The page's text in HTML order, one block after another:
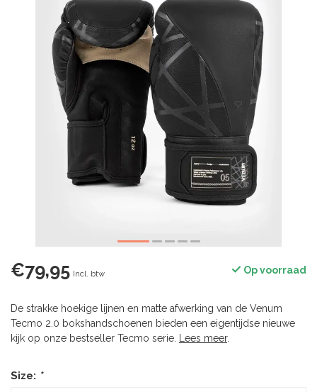
€79,95 Incl. btw Op voorraad
De strakke hoekige lijnen en matte afwerking van de Venum
Tecmo 2.0 bokshandschoenen bieden een eigentijdse nieuwe
kijk op onze bestseller Tecmo serie.
Lees meer.
Size: *